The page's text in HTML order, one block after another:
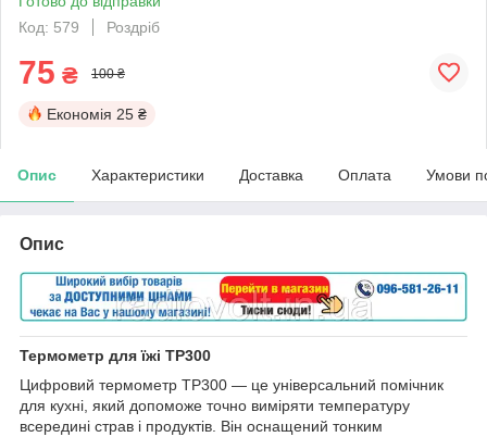
Код: 579
Роздріб
75 ₴ 100 ₴
Економія 25 ₴
Опис Характеристики Доставка Оплата Умови
Опис
Термометр для їжі TP300
Цифровий термометр TP300 — це універсальний помічник
для кухні, який допоможе точно виміряти температуру
всередині страв і продуктів. Він оснащений тонким